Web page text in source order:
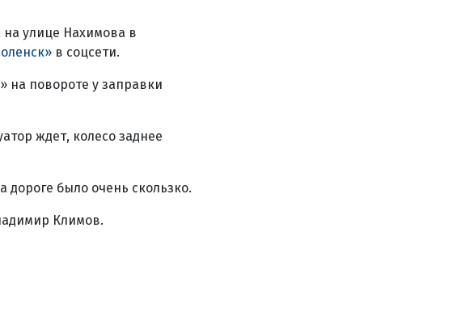
на улице Нахимова в
в соцсети.
на повороте у заправки
ждет, колесо заднее
было очень скользко.
Климов.